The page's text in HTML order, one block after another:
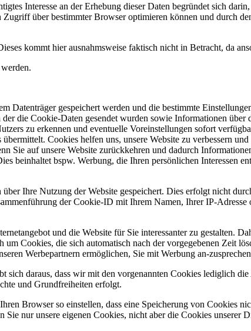
Interesse an der Erhebung dieser Daten begründet sich
über bestimmter Browser optimieren können und durch
kommt hier ausnahmsweise faktisch nicht in Betracht, da
Datenträger gespeichert werden und die bestimmte
die Cookie-Daten gesendet wurden sowie Informationen über
zu erkennen und eventuelle Voreinstellungen sofort
Cookies helfen uns, unsere Website zu verbessern
Sie auf unsere Website zurückkehren und dadurch
beinhaltet bspw. Werbung, die Ihren persönlichen Interessen
Ihre Nutzung der Website gespeichert. Dies erfolgt nicht
der Cookie-ID mit Ihrem Namen, Ihrer IP-
und die Website für Sie interessanter zu gestalten.
Cookies, die sich automatisch nach der vorgegebenen Zeit
Werbepartnern ermöglichen, Sie mit Werbung an-
daraus, dass wir mit den vorgenannten Cookies lediglich
und Grundfreiheiten erfolgt.
Browser so einstellen, dass eine Speicherung von Cookies
nur unsere eigenen Cookies, nicht aber die Cookies unserer